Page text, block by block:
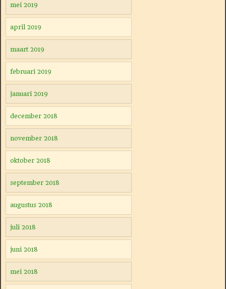
mei 2019
april 2019
maart 2019
februari 2019
januari 2019
december 2018
november 2018
oktober 2018
september 2018
augustus 2018
juli 2018
juni 2018
mei 2018